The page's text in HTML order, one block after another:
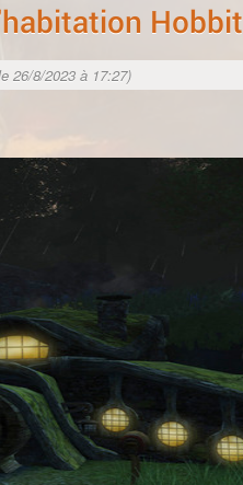
Hobbit
26/8/2023 à 17:27)